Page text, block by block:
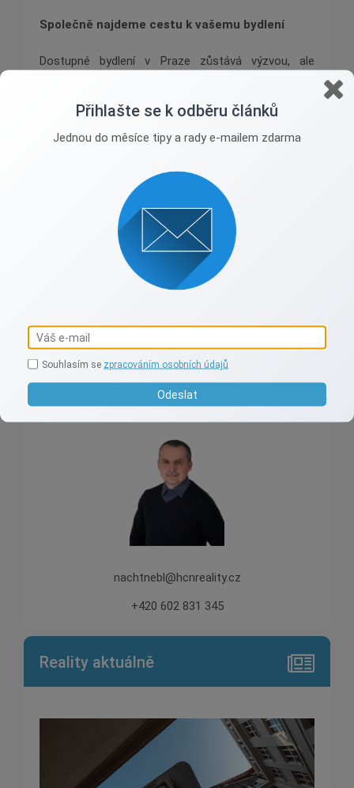
Společně najdeme cestu k vašemu bydlení
Dostupné bydlení v Praze zůstává výzvou, ale
najít výhodné příležitosti. Nabízím vám podporu
po pomoc s financováním. Společně můžeme projít
pomohou splnit vaše představy o bydlení nebo
zajímavé investici. Ozvěte se mi prostřednictvím
kontaktů na webu a domluvte si konzultaci,
abychom mohli najít to nejlepší řešení pro vás.
Aleš Nachtnebl
nachtnebl@hcnreality.cz
+420 602 831 345
Reality aktuálně
Přihlašte se k odběru článků
Jednou do měsíce tipy a rady e-mailem zdarma
Souhlasím se zpracováním osobních údajů
Odeslat